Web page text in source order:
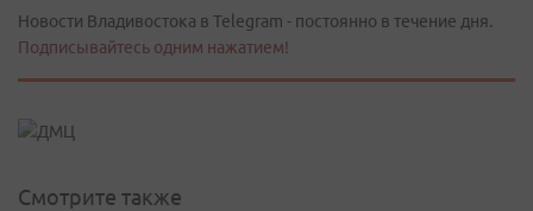
Новости Владивостока в Telegram - постоянно в течение дня.
Подписывайтесь одним нажатием!
Смотрите также